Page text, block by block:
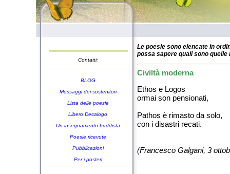
Contatti:
BLOG
Messaggi dei sostenitori
Lista delle poesie
Libero Decalogo
Un insegnamento buddista
Poesie ricevute
Pubblicazioni
Per i posteri
Le poesie sono elencate in
possa sapere quali sono
Civiltà moderna
Ethos e Logos
ormai son pensionati,
Pathos è rimasto da solo,
con i disastri recati.
(Francesco Galgani, 3